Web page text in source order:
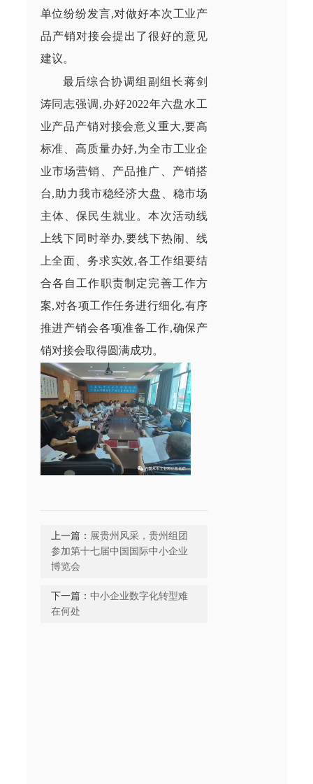
单位纷纷发言,对做好本次工业产
品产销对接会提出了很好的意见
建议。
最后综合协调组副组长蒋剑
涛同志强调,办好2022年六盘水工
业产品产销对接会意义重大,要高
标准、高质量办好,为全市工业企
业市场营销、产品推广、产销搭
台,助力我市稳经济大盘、稳市场
主体、保民生就业 。本次活动线
上线下同时举办,要线下热闹、线
上全面 、务求实效,各工作组要结
合各自工作职责制定完善工作方
案,对各项工作任务进行细化,有序
推进产销会各项准备工作,确保产
销对接会取得圆满成功。
上一篇： 展贵州风采，贵州组团
参加第十七届中国国际中小企业
博览会
下一篇： 中小企业数字化转型难
在何处